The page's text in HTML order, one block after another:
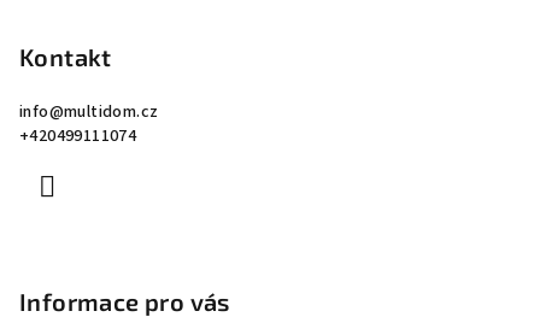
Kontakt
info@multidom.cz
+420499111074
Informace pro vás